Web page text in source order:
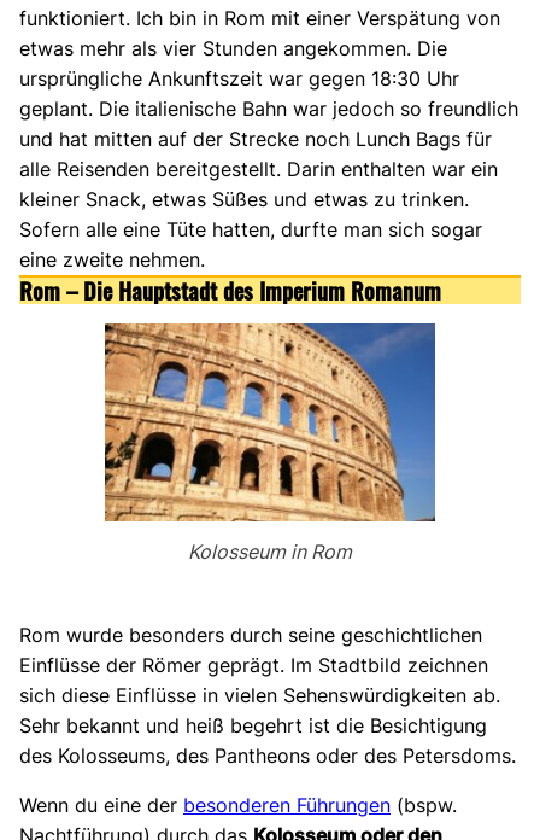
funktioniert. Ich bin in Rom mit einer Verspätung von
etwas mehr als vier Stunden angekommen. Die
ursprüngliche Ankunftszeit war gegen 18:30 Uhr
geplant. Die italienische Bahn war jedoch so freundlich
und hat mitten auf der Strecke noch Lunch Bags für
alle Reisenden bereitgestellt. Darin enthalten war ein
kleiner Snack, etwas Süßes und etwas zu trinken.
Sofern alle eine Tüte hatten, durfte man sich sogar
eine zweite nehmen.
Rom – Die Hauptstadt des Imperium Romanum
Kolosseum in Rom
Rom wurde besonders durch seine geschichtlichen
Einflüsse der Römer geprägt. Im Stadtbild zeichnen
sich diese Einflüsse in vielen Sehenswürdigkeiten ab.
Sehr bekannt und heiß begehrt ist die Besichtigung
des Kolosseums, des Pantheons oder des Petersdoms.
Wenn du eine der besonderen Führungen (bspw.
Nachtführung) durch das Kolosseum oder den